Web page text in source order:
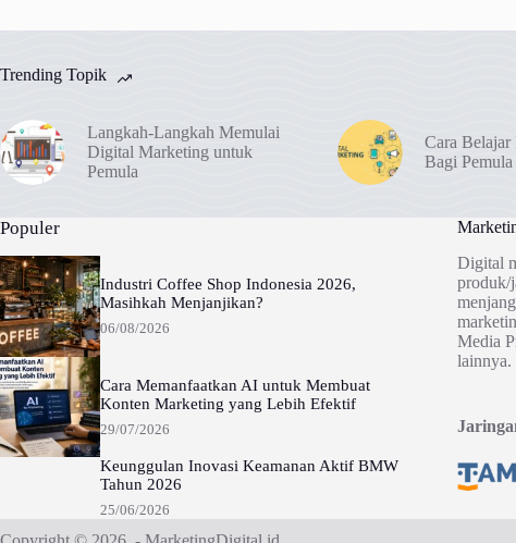
Trending Topik
Langkah-Langkah Memulai
Digital Marketing untuk
Pemula
Cara
Bagi Pemula
Populer
Industri Coffee Shop Indonesia 2026,
Masihkah Menjanjikan?
06/08/2026
Cara Memanfaatkan AI untuk Membuat
Konten Marketing yang Lebih Efektif
29/07/2026
Keunggulan Inovasi Keamanan Aktif BMW
Tahun 2026
25/06/2026
Digital
produk/
Media
lainnya.